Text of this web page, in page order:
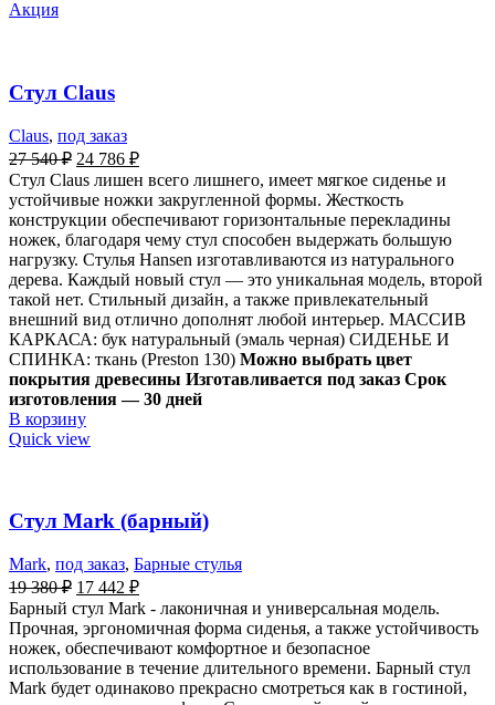
Акция
Стул Claus
Claus, под заказ
27 540₽ 24 786 ₽
Стул Claus лишен всего лишнего, имеет мягкое сиденье и
устойчивые ножки закругленной формы. Жесткость
конструкции обеспечивают горизонтальные перекладины
ножек, благодаря чему стул способен выдержать большую
нагрузку. Стулья Hansen изготавливаются из натурального
дерева. Каждый новый стул — это уникальная модель, второй
такой нет. Стильный дизайн, а также привлекательный
внешний вид отлично дополнят любой интерьер. МАССИВ
КАРКАСА: бук натуральный (эмаль черная) СИДЕНЬЕ И
СПИНКА: ткань (Preston 130) Можно выбрать цвет
покрытия древесины Изготавливается под заказ Срок
изготовления — 30 дней
В корзину
Quick view
Стул Mark (барный)
Mark, под заказ, Барные стулья
19 380₽ 17 442 ₽
Барный стул Mark - лаконичная и универсальная модель.
Прочная, эргономичная форма сиденья, а также устойчивость
ножек, обеспечивают комфортное и безопасное
использование в течение длительного времени. Барный стул
Mark будет одинаково прекрасно смотреться как в гостиной,